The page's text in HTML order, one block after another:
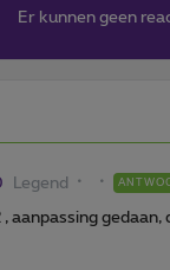
Er kunnen geen
Legend
, aanpassing